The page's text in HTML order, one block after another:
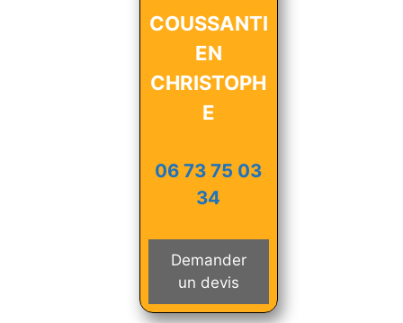
COUSSANTI
EN
CHRISTOPH
E
06 73 75 03
34
Demander
un devis